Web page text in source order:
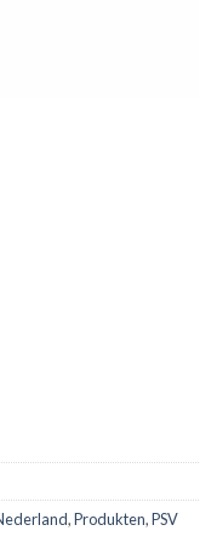
,Produkten,PSV